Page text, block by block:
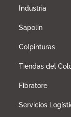
Industria
Sapolin
Colpinturas
Tiendas del
Fibratore
Servicios